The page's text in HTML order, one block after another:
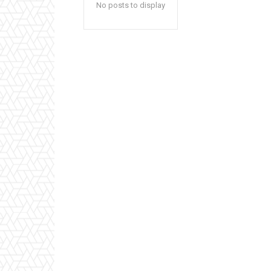
No posts to display